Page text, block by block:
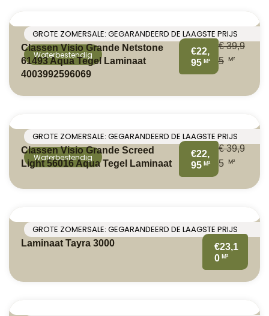
GROTE ZOMERSALE: GEGARANDEERD DE LAAGSTE PRIJS
Waterbestendig
Classen Visio Grande Netstone
61493 Aqua Tegel Laminaat
4003992596069
€22,
95 M²
€39,9
5
M²
GROTE ZOMERSALE: GEGARANDEERD DE LAAGSTE PRIJS
Waterbestendig
Classen Visio Grande Screed
Light 56016 Aqua Tegel Laminaat
€22,
95 M²
€39,9
5
M²
GROTE ZOMERSALE: GEGARANDEERD DE LAAGSTE PRIJS
Laminaat Tayra 3000
€23,1
0 M²